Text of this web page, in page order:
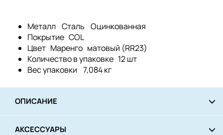
Металл Сталь Оцинкованная
Покрытие COL
Цвет Маренго матовый (RR23)
Количество в упаковке 12 шт
Вес упаковки 7,084 кг
ОПИСАНИЕ
АКСЕССУАРЫ